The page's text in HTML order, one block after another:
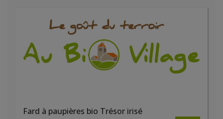
Fard à paupières bio Trésor irisé